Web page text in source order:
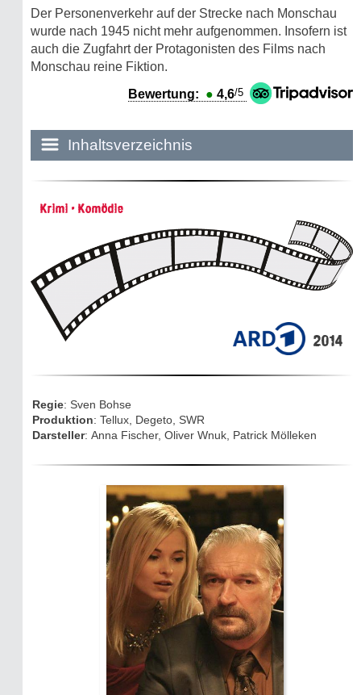
Der Personenverkehr auf der Strecke nach Monschau
wurde nach 1945 nicht mehr aufgenommen. Insofern ist
auch die Zugfahrt der Protagonisten des Films nach
Monschau reine Fiktion.
Bewertung: ● 4,6/5
Inhaltsverzeichnis
Mythen, Märchen & Legenden (2025)
Drehorte & Tatorte
TV & Kino
Die Stars:
Wer hat wo gedreht?
Mediathek
Impressum
Datenschutz
Krimi • Komödie
2014
Regie: Sven Bohse
Produktion: Tellux, Degeto, SWR
Darsteller: Anna Fischer, Oliver Wnuk, Patrick Mölleken